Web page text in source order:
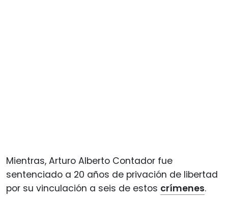
Mientras, Arturo Alberto Contador fue
sentenciado a 20 años de privación de libertad
por su vinculación a seis de estos crímenes.